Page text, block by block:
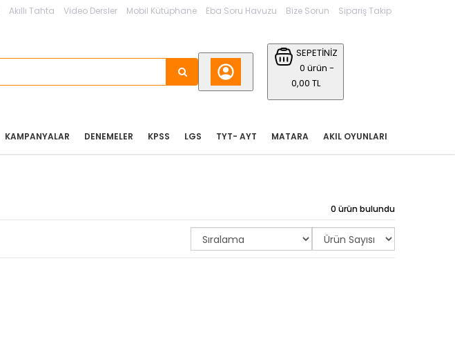
Akıllı Tahta Video Dersler Mobil Kütüphane Eba Soru Havuzu Bize Sorun Sipariş Takip
SEPETİNİZ
0 ürün -
0,00 TL
AKIL OYUNLARI
MATARA
TYT- AYT
LGS
KPSS
DENEMELER
KAMPANYALAR
0 ürün bulundu